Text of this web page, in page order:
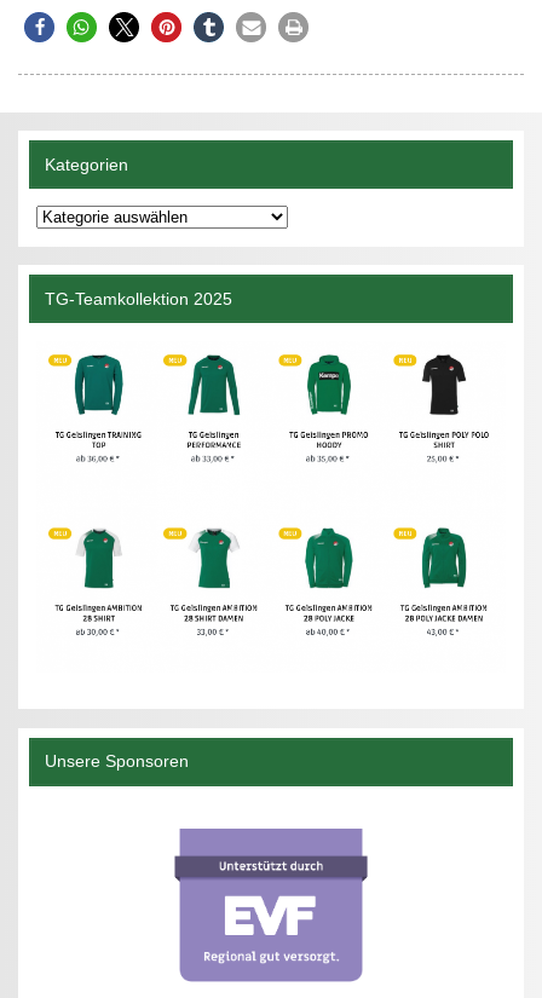
Kategorien
Kategorien
TG-Teamkollektion 2025
Unsere Sponsoren